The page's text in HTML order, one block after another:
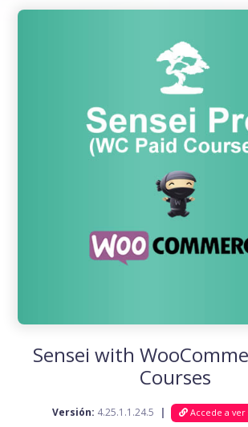
Sensei with
Courses
Versión: 4.25.1.1.24.5 | Accede a ver